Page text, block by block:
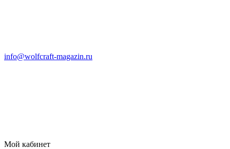
info@wolfcraft-magazin.ru
Мой кабинет